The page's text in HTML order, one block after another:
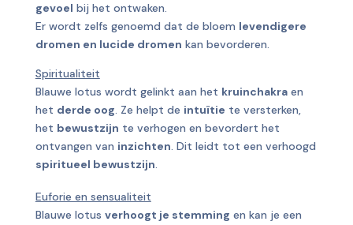
gevoel bij het ontwaken.
Er wordt zelfs genoemd dat de bloem levendigere
dromen en lucide dromen kan bevorderen.
Spiritualiteit
Blauwe lotus wordt gelinkt aan het kruinchakraen
het derde oog. Ze helpt de intuïtie te versterken,
het bewustzijn te verhogen en bevordert het
ontvangen van inzichten. Dit leidt tot een verhoogd
spiritueel bewustzijn.
Euforie en sensualiteit
Blauwe lotus verhoogt je stemming en kan je een